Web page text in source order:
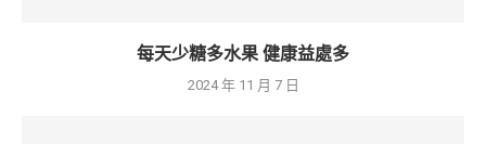
每天少糖多水果 健康益處多
2024 年 11 月 7 日